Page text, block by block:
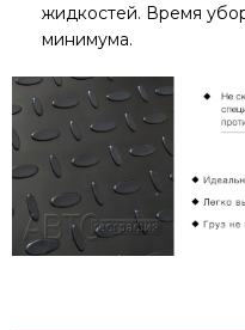
жидкостей. Время
минимума.